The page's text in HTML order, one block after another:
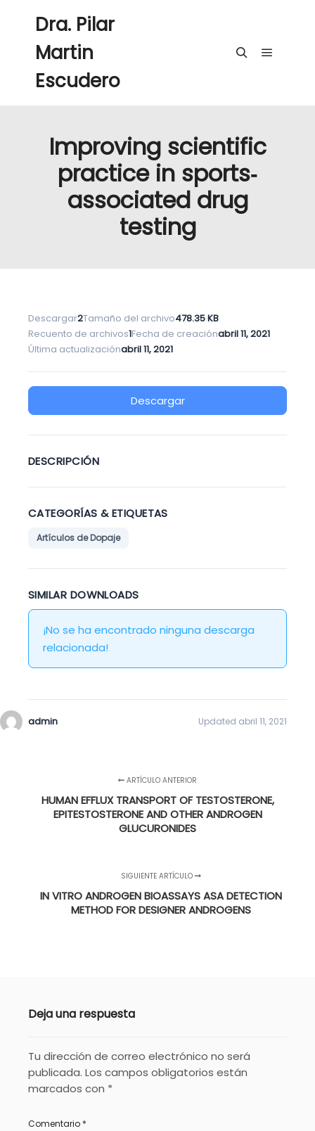
Dra. Pilar
Martin
Escudero
Improving scientific
practice in sports‐
associated drug
testing
Descargar2Tamaño del archivo478.35 KB
Recuento de archivos1Fecha de creaciónabril 11, 2021
Última actualizaciónabril 11, 2021
Descargar
DESCRIPCIÓN
CATEGORÍAS & ETIQUETAS
Artículos de Dopaje
SIMILAR DOWNLOADS
¡No se ha encontrado ninguna descarga
relacionada!
admin Updated abril 11, 2021
ARTÍCULO ANTERIOR
HUMAN EFFLUX TRANSPORT OF TESTOSTERONE,
EPITESTOSTERONE AND OTHER ANDROGEN
GLUCURONIDES
SIGUIENTE ARTÍCULO
IN VITRO ANDROGEN BIOASSAYS ASA DETECTION
METHOD FOR DESIGNER ANDROGENS
Deja una respuesta
Tu dirección de correo electrónico no será
publicada. Los campos obligatorios están
marcados con *
Comentario *